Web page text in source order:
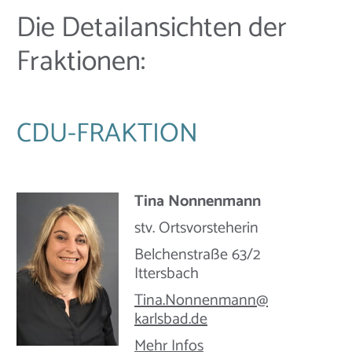
Die Detailansichten der
Fraktionen:
CDU-FRAKTION
Tina Nonnenmann
stv. Ortsvorsteherin
Belchenstraße 63/2
Ittersbach
Tina.Nonnenmann@​
karlsbad.de
Mehr Infos